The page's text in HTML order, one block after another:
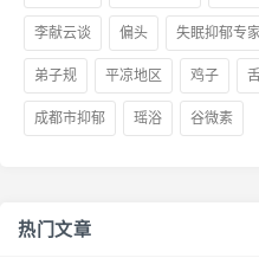
李献云谈 偏头 失眠抑郁专家
弟子规 平凉地区 鸡子
成都市抑郁 瑶浴 谷微素
热门文章